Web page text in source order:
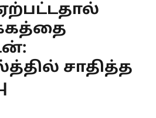
ஏற்பட்டதால்
சாதித்த